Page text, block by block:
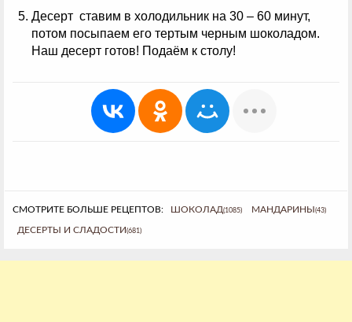
Десерт ставим в холодильник на 30 – 60 минут,
потом посыпаем его тертым черным шоколадом.
Наш десерт готов! Подаём к столу!
СМОТРИТЕ БОЛЬШЕ РЕЦЕПТОВ: ШОКОЛАД(1085) МАНДАРИНЫ(43)
ДЕСЕРТЫ И СЛАДОСТИ(681)